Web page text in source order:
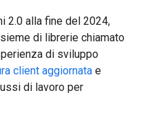
2.0 alla fine del 2024,
di librerie chiamato
di sviluppo
client aggiornata e
di lavoro per